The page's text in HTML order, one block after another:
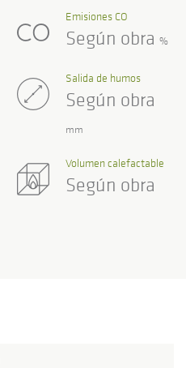
Emisiones CO
Según obra %
Volumen calefactable
Según obra
Salida de humos
Según obra
mm